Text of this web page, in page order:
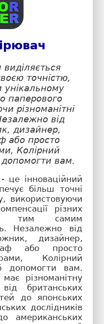
точністю,
унікальному
паперового
різноманітні
від
дизайнер,
або просто
Колірний
вам.
це інноваційний
більш точні
використовуючи
різних
тим самим
Незалежно від
дизайнер,
або просто
Колірний
допомогти вам.
різноманітну
британських
до японських
дослідників
американських